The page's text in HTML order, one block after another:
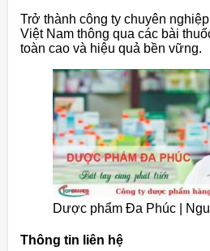
Trở thành công ty chuyên
Việt Nam thông qua các bài
toàn cao và hiệu quả bền vững.
Dược phẩm Đa Phúc |
Thông tin liên hệ